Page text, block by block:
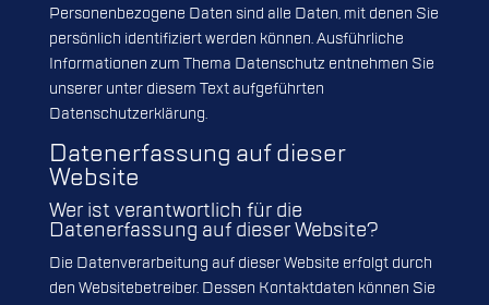
Personenbezogene Daten sind alle Daten, mit denen Sie
persönlich identifiziert werden können. Ausführliche
Informationen zum Thema Datenschutz entnehmen Sie
unserer unter diesem Text aufgeführten
Datenschutzerklärung.
Datenerfassung auf dieser
Website
Wer ist verantwortlich für die
Datenerfassung auf dieser Website?
Die Datenverarbeitung auf dieser Website erfolgt durch
den Websitebetreiber. Dessen Kontaktdaten können Sie